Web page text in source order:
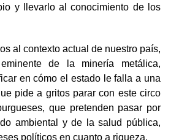
y llevarlo al conocimiento de los
al contexto actual de nuestro país,
de la minería metálica,
en cómo el estado le falla a una
pide a gritos parar con este circo
que pretenden pasar por
ambiental y de la salud pública,
políticos en cuanto a riqueza.